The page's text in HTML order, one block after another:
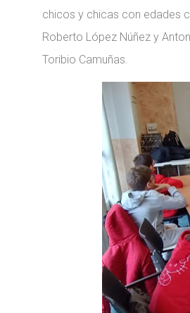
chicos y chicas con edades
Roberto López Núñez y
Toribio Camuñas.